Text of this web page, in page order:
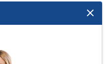
Sulge